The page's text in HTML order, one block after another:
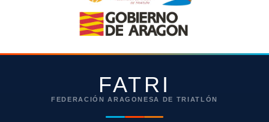
FATRI
FEDERACIÓN ARAGONESA DE TRIATLÓN